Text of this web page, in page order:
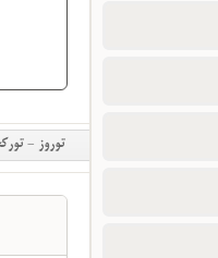
توروز -